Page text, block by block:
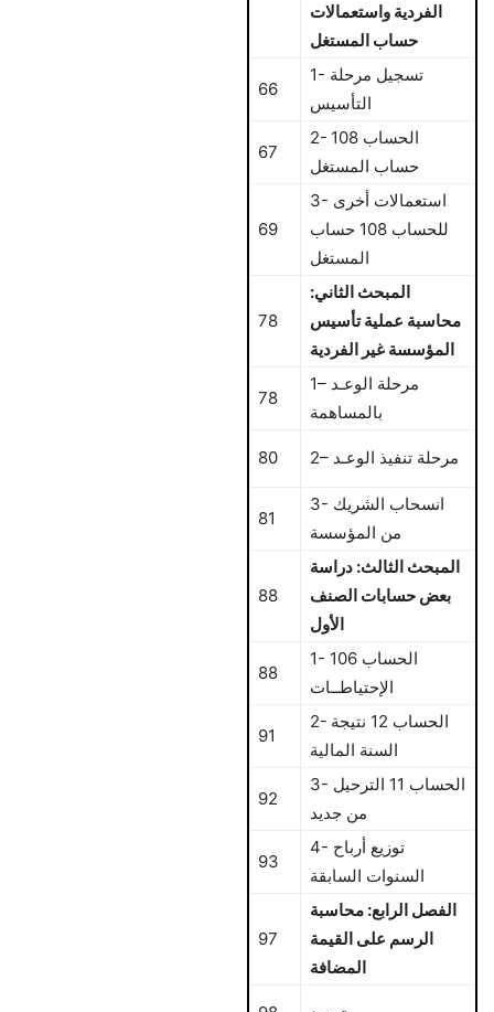
الفردية واستعمالات
حساب المستغل
66
1- تسجيل مرحلة
التأسيس
67
2- الحساب 108
حساب المستغل
69
3- استعمالات أخرى
للحساب 108 حساب
المستغل
78
المبحث الثاني:
محاسبة عملية تأسيس
المؤسسة غير الفردية
78
1– مرحلة الوعـد
بالمساهمة
80 2– مرحلة تنفيذ الوعـد
81
3- انسحاب الشريك
من المؤسسة
88
المبحث الثالث: دراسة
بعض حسابات الصنف
الأول
88
1- الحساب 106
الإحتياطــات
91
2- الحساب 12 نتيجة
السنة المالية
92
3- الحساب 11 الترحيل
من جديد
93
4- توزيع أرباح
السنوات السابقة
97
الفصل الرابع: محاسبة
الرسم على القيمة
المضافة